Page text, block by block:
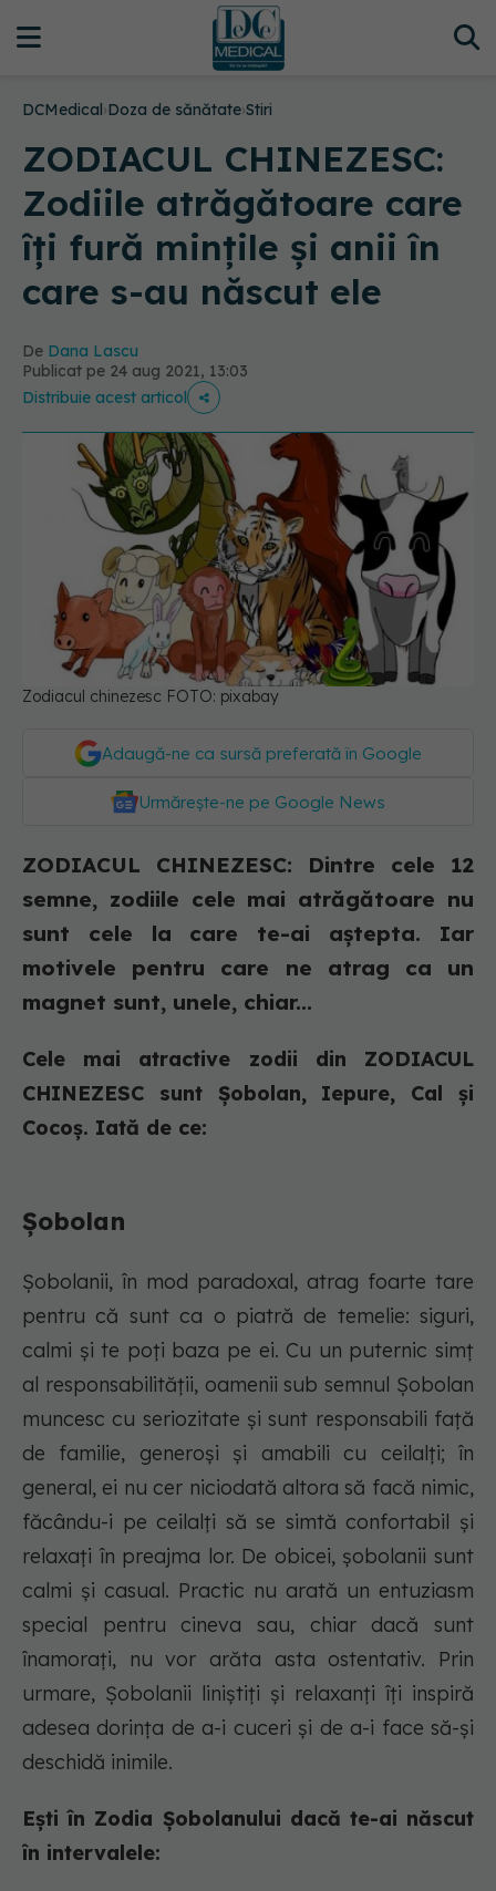
DCMedical›Doza de sănătate›Stiri
ZODIACUL CHINEZESC:
Zodiile atrăgătoare care
îți fură mințile și anii în
care s-au născut ele
De Dana Lascu
Publicat pe 24 aug 2021, 13:03
Distribuie acest articol
Zodiacul chinezesc FOTO: pixabay
Adaugă-ne ca sursă preferată în Google
Urmărește-ne pe Google News
ZODIACUL CHINEZESC: Dintre cele 12
semne, zodiile cele mai atrăgătoare nu
sunt cele la care te-ai aștepta. Iar
motivele pentru care ne atrag ca un
magnet sunt, unele, chiar...
Cele mai atractive zodii din ZODIACUL
CHINEZESC sunt Șobolan, Iepure, Cal și
Cocoș. Iată de ce:
Şobolan
Șobolanii, în mod paradoxal, atrag foarte tare
pentru că sunt ca o piatră de temelie: siguri,
calmi și te poți baza pe ei. Cu un puternic simț
al responsabilității, oamenii sub semnul Șobolan
muncesc cu seriozitate și sunt responsabili față
de familie, generoși și amabili cu ceilalți; în
general, ei nu cer niciodată altora să facă nimic,
făcându-i pe ceilalți să se simtă confortabil și
relaxați în preajma lor. De obicei, șobolanii sunt
calmi și casual. Practic nu arată un entuziasm
special pentru cineva sau, chiar dacă sunt
înamorați, nu vor arăta asta ostentativ. Prin
urmare, Șobolanii liniștiți și relaxanți îți inspiră
adesea dorința de a-i cuceri și de a-i face să-și
deschidă inimile.
Ești în Zodia Șobolanului dacă te-ai născut
în intervalele: